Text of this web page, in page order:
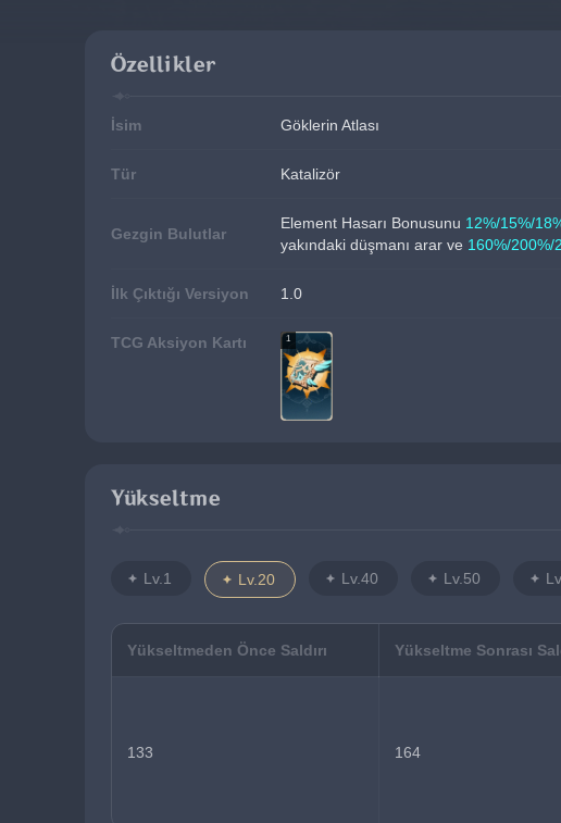
Özellikler
İsim Göklerin Atlası
Tür Katalizör
Gezgin Bulutlar
Element Hasarı Bonusunu 12%/15%/
yakındaki düşmanı arar ve 160%/200%/
İlk Çıktığı Versiyon 1.0
TCG Aksiyon Kartı 1
Yükseltme
Lv.1 Lv.20 Lv.40 Lv.50
Yükseltmeden Önce Saldırı Yükseltme Sonrası
133 164